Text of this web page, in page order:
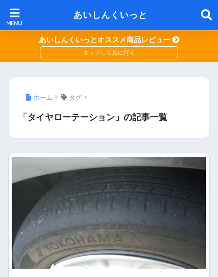
あいしんくいっと
あいしんくいっとオススメ商品レビュー
ホーム タグ
「タイヤローテーション」の記事一覧